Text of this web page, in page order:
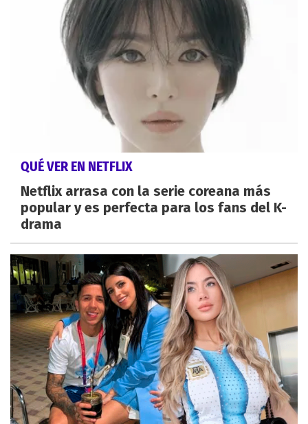
QUÉ VER EN NETFLIX
Netflix arrasa con la serie coreana más
popular y es perfecta para los fans del K-
drama